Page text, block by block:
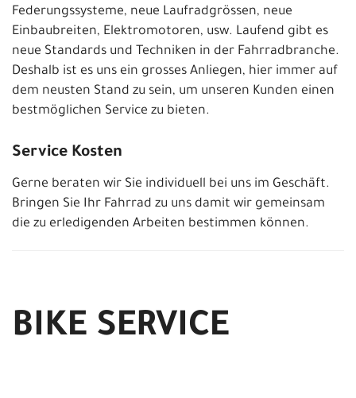
Federungssysteme, neue Laufradgrössen, neue
Einbaubreiten, Elektromotoren, usw. Laufend gibt es
neue Standards und Techniken in der Fahrradbranche.
Deshalb ist es uns ein grosses Anliegen, hier immer auf
dem neusten Stand zu sein, um unseren Kunden einen
bestmöglichen Service zu bieten.
Service Kosten
Gerne beraten wir Sie individuell bei uns im Geschäft.
Bringen Sie Ihr Fahrrad zu uns damit wir gemeinsam
die zu erledigenden Arbeiten bestimmen können.
BIKE SERVICE